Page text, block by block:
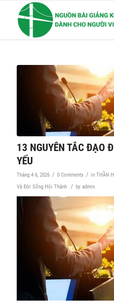
13 NGUYÊN TẮC ĐẠO
YẾU
Tháng 4 6, 2026 / 0 Comments / in THẦN
Và Đời Sống Hội Thánh
/ by admin